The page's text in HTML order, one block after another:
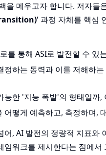
을 메우고자 합니다. 저자
과정 자체를 핵심
를 통해 ASI로 발전할 수 있
정하는 동력과 이를 저해
능한 '지능 폭발'의 형태일까
어떻게 예측하고, 측정하며,
어, AI 발전의 정량적 지표와
임워크를 제시한다는 점에